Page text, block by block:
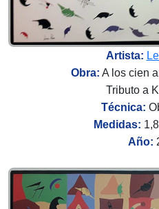
Artista:
Obra: A los cien
Tributo a
Técnica:
Medidas:
Año: